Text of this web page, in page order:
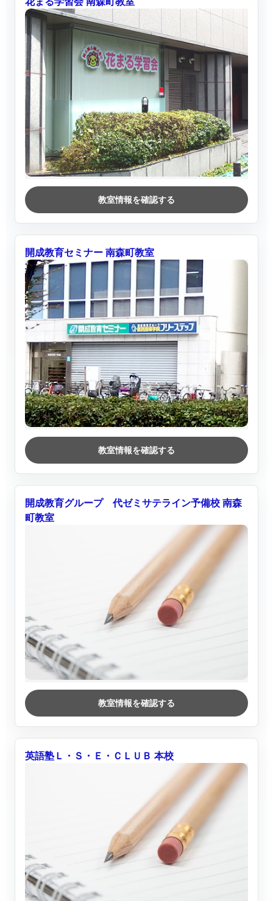
教室情報を確認する
開成教育セミナー 南森町教室
教室情報を確認する
開成教育グループ 代ゼミサテライン予備校 南森
町教室
教室情報を確認する
英語塾Ｌ・Ｓ・Ｅ・ＣＬＵＢ 本校